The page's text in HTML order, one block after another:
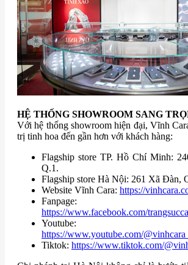
HỆ THỐNG SHOWROOM SANG
Với hệ thống showroom hiện đại, Vĩnh
trị tinh hoa đến gần hơn với khách hàng:
Flagship store TP. Hồ Chí Minh:
Q.1.
Flagship store Hà Nội: 261 Xã Đàn,
Website Vĩnh Cara: https://
Fanpage:
https://www.facebook.com/
Youtube:
https://www.youtube.com/
Tiktok: https://www.tiktok.com/